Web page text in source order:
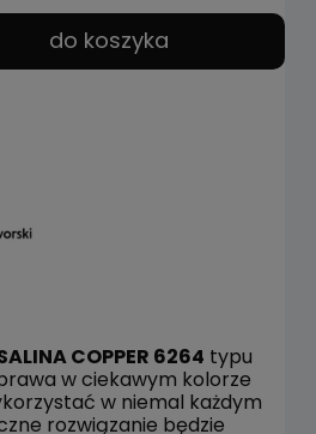
do koszyka
COPPER 6264 typu
w ciekawym kolorze
w niemal każdym
rozwiązanie będzie